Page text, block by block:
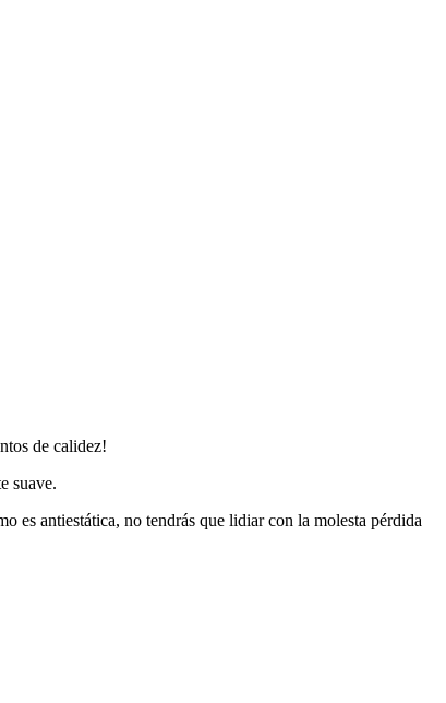
de calidez!
suave.
es antiestática, no tendrás que lidiar con la molesta pérdida